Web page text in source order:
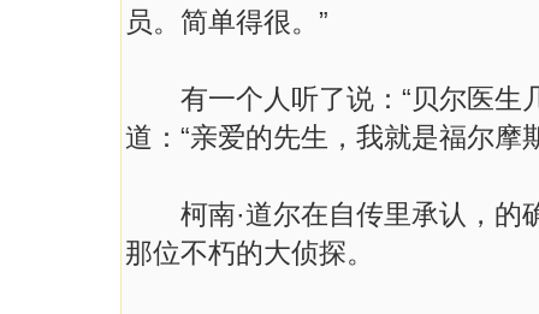
员。简单得很。”
有一个人听了说：“贝尔医生
道：“亲爱的先生，我就是福尔摩
柯南·道尔在自传里承认，的
那位不朽的大侦探。